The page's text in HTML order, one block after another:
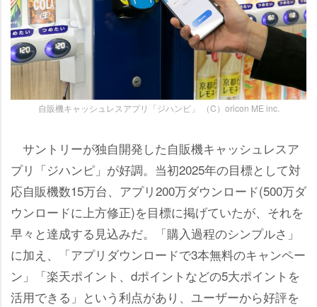
自販機キャッシュレスアプリ「ジハンピ」 （C）oricon ME inc.
サントリーが独自開発した自販機キャッシュレスア
プリ「ジハンピ」が好調。当初2025年の目標として対
応自販機数15万台、アプリ200万ダウンロード(500万ダ
ウンロードに上方修正)を目標に掲げていたが、それを
早々と達成する見込みだ。「購入過程のシンプルさ」
に加え、「アプリダウンロードで3本無料のキャンペー
ン」「楽天ポイント、dポイントなどの5大ポイントを
活用できる」という利点があり、ユーザーから好評を